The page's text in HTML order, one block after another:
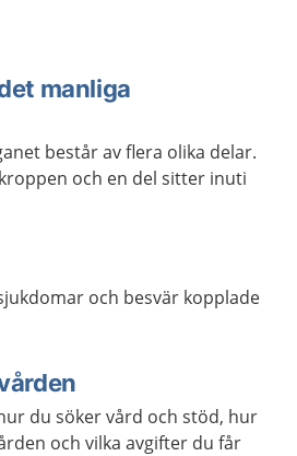
manliga
består av flera olika delar.
och en del sitter inuti
och besvär kopplade
du söker vård och stöd, hur
och vilka avgifter du får